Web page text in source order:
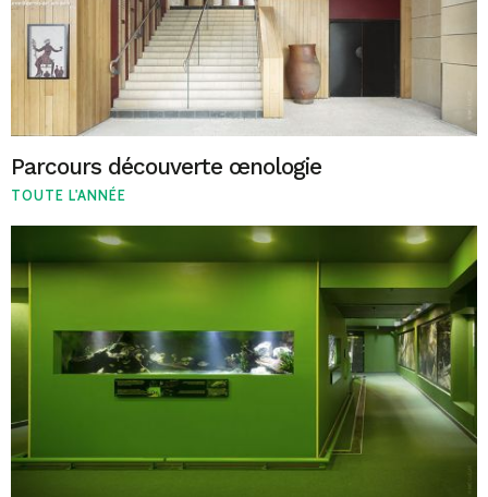
Parcours découverte œnologie
TOUTE L'ANNÉE